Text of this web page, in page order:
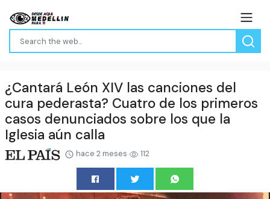
¿Cantará León XIV las canciones del
cura pederasta? Cuatro de los primeros
casos denunciados sobre los que la
Iglesia aún calla
hace 2 meses 112